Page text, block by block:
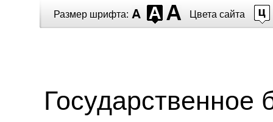
Размер шрифта: Цвета сайта